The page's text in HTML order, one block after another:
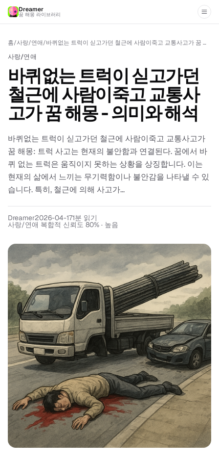
Dreamer
꿈 해몽 라이브러리
홈/사랑/연애/ 바퀴없는 트럭이 싣고가던 철근에 사람이죽고 교통사고가 꿈 해몽 - 의미와 해석
사랑/연애
바퀴없는 트럭이 싣고가던
철근에 사람이죽고 교통사
고가 꿈 해몽 - 의미와 해석
바퀴없는 트럭이 싣고가던 철근에 사람이죽고 교통사고가
꿈 해몽: 트럭 사고는 현재의 불안함과 연결된다. 꿈에서 바
퀴 없는 트럭은 움직이지 못하는 상황을 상징합니다. 이는
현재의 삶에서 느끼는 무기력함이나 불안감을 나타낼 수 있
습니다. 특히, 철근에 의해 사고가...
Dreamer2026-04-171분 읽기
사랑/연애 복합적 신뢰도 80% · 높음